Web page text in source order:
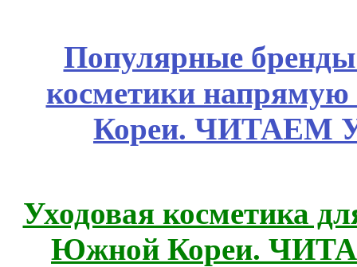
Популярные
косметики
Кореи. ЧИТАЕМ
Уходовая косметика
Южной Кореи.